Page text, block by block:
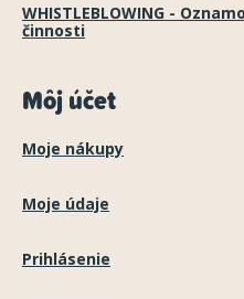
WHISTLEBLOWING -
činnosti
Môj účet
Moje nákupy
Moje údaje
Prihlásenie